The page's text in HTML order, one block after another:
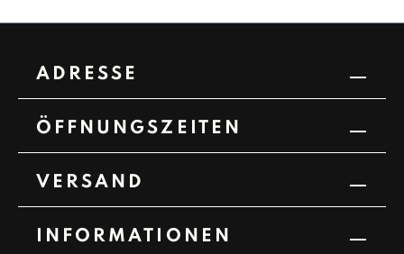
ADRESSE
ÖFFNUNGSZEITEN
VERSAND
INFORMATIONEN